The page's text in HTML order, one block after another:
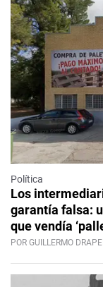
Política
Los
garantía falsa:
que vendía
POR GUILLERMO